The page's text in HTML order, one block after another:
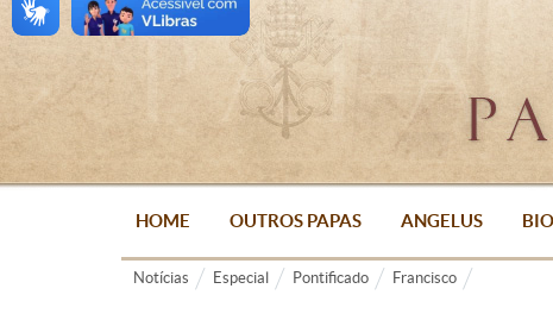
HOME OUTROS PAPAS ANGELUS
Notícias Especial Pontificado Francisco